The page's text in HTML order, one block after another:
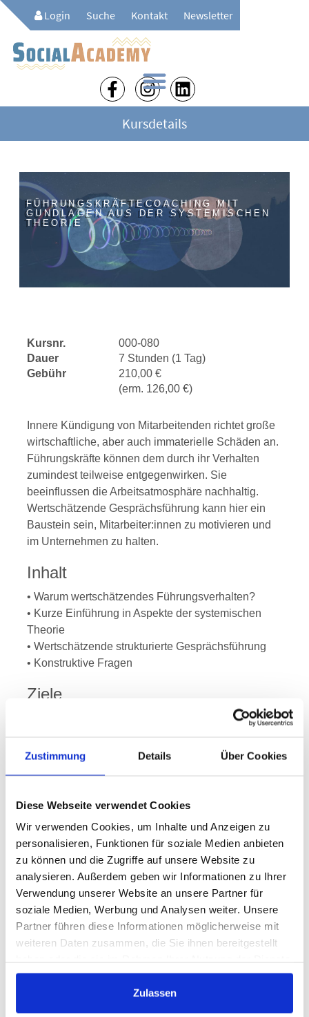
Zustimmung Details Über Cookies
Diese Webseite verwendet Cookies
Wir verwenden Cookies, um Inhalte und Anzeigen zu
personalisieren, Funktionen für soziale Medien anbieten
zu können und die Zugriffe auf unsere Website zu
analysieren. Außerdem geben wir Informationen zu Ihrer
Verwendung unserer Website an unsere Partner für
soziale Medien, Werbung und Analysen weiter. Unsere
Partner führen diese Informationen möglicherweise mit
weiteren Daten zusammen, die Sie ihnen bereitgestellt
gesammelt haben.
Zulassen
Login Suche Kontakt Newsletter
Kursdetails
FÜHRUNGSKRÄFTECOACHING MIT
GUNDLAGEN AUS DER SYSTEMISCHEN
THEORIE
Kursnr.
000-080
Dauer
7 Stunden (1 Tag)
Gebühr
210,00 €
(erm. 126,00 €)
Innere Kündigung von Mitarbeitenden richtet große
wirtschaftliche, aber auch immaterielle Schäden an.
Führungskräfte können dem durch ihr Verhalten
zumindest teilweise entgegenwirken. Sie
beeinflussen die Arbeitsatmosphäre nachhaltig.
Wertschätzende Gesprächsführung kann hier ein
Baustein sein, Mitarbeiter:innen zu motivieren und
im Unternehmen zu halten.
Inhalt
• Warum wertschätzendes Führungsverhalten?
• Kurze Einführung in Aspekte der systemischen
Theorie
• Wertschätzende strukturierte Gesprächsführung
• Konstruktive Fragen
Ziele
• Die Teilnehmenden kennen die Grundidee der
• Die Teilnehmenden sind in der Lage, die
Rahmen der Gesprächsführung
Zielgruppe
Führungskräfte aller Hierarchieebenen
Termine
Gundlagen aus der systemischen
Theorie
Fr., 25.09.2026 09:00 Uhr- Fr.,